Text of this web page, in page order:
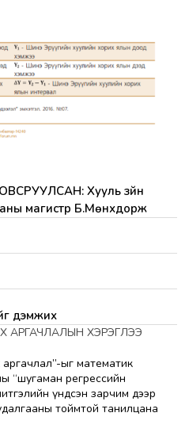
Хууль зүйн
магистр Б.Мөнхдорж
дэмжих
АРГАЧЛАЛЫН ХЭРЭГЛЭЭ
ыг математик
“шугаман регрессийн
үндсэн зарчим дээр
тоймтой танилцана